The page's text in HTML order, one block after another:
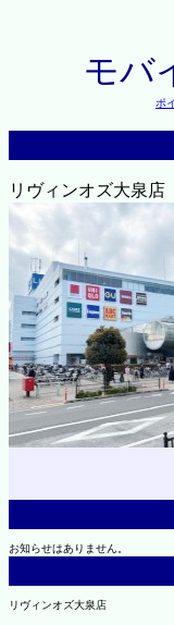
モバ
ポ
リヴィンオズ大泉店
お知らせはありません。
リヴィンオズ大泉店